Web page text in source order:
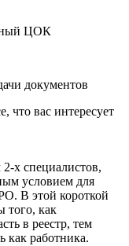
ЦОК
документов
что вас интересует
х специалистов,
условием для
В этой короткой
того, как
в реестр, тем
как работника.